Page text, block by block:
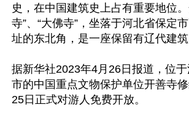
史，在中国建筑史上占有重要地位
寺”、“大佛寺”，坐落于河北省保定
址的东北角，是一座保留有辽代建筑
据新华社2023年4月26日报道，位
市的中国重点文物保护单位开善寺
25日正式对游人免费开放。